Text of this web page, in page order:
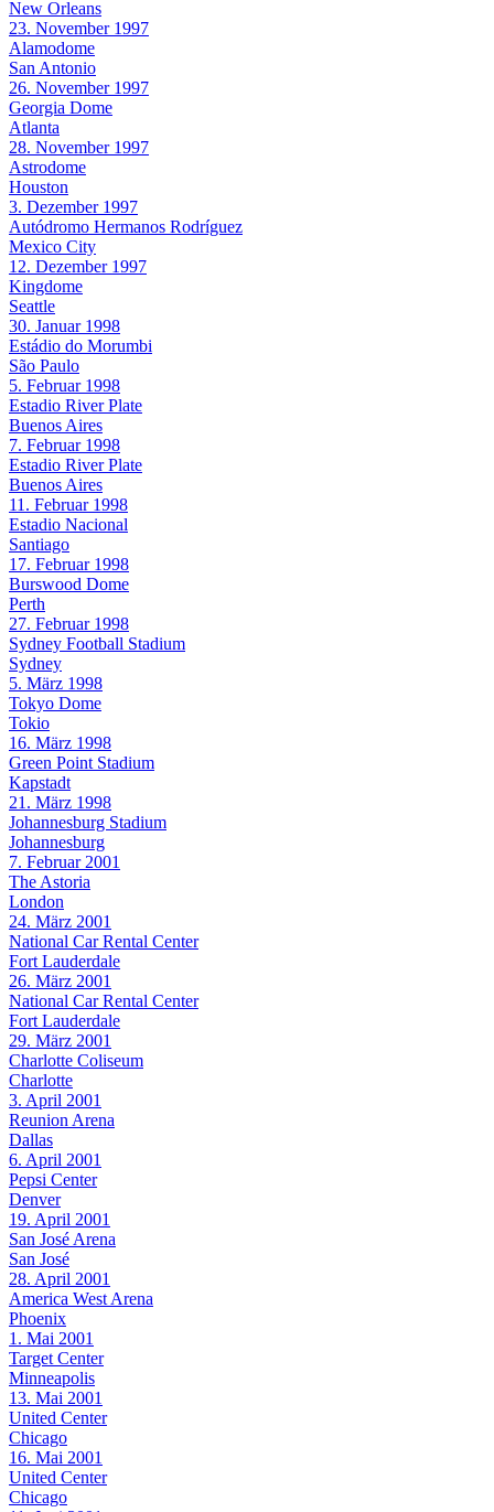
New Orleans
23. November 1997
Alamodome
San Antonio
26. November 1997
Georgia Dome
Atlanta
28. November 1997
Astrodome
Houston
3. Dezember 1997
Autódromo Hermanos Rodríguez
Mexico City
12. Dezember 1997
Kingdome
Seattle
30. Januar 1998
Estádio do Morumbi
São Paulo
5. Februar 1998
Estadio River Plate
Buenos Aires
7. Februar 1998
Estadio River Plate
Buenos Aires
11. Februar 1998
Estadio Nacional
Santiago
17. Februar 1998
Burswood Dome
Perth
27. Februar 1998
Sydney Football Stadium
Sydney
5. März 1998
Tokyo Dome
Tokio
16. März 1998
Green Point Stadium
Kapstadt
21. März 1998
Johannesburg Stadium
Johannesburg
7. Februar 2001
The Astoria
London
24. März 2001
National Car Rental Center
Fort Lauderdale
26. März 2001
National Car Rental Center
Fort Lauderdale
29. März 2001
Charlotte Coliseum
Charlotte
3. April 2001
Reunion Arena
Dallas
6. April 2001
Pepsi Center
Denver
19. April 2001
San José Arena
San José
28. April 2001
America West Arena
Phoenix
1. Mai 2001
Target Center
Minneapolis
13. Mai 2001
United Center
Chicago
16. Mai 2001
United Center
Chicago